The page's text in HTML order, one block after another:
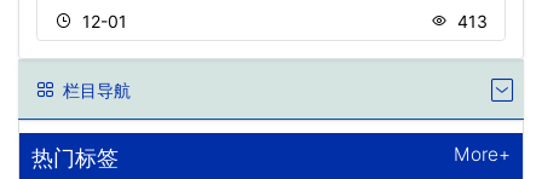
12-01 413
栏目导航
热门标签 More+